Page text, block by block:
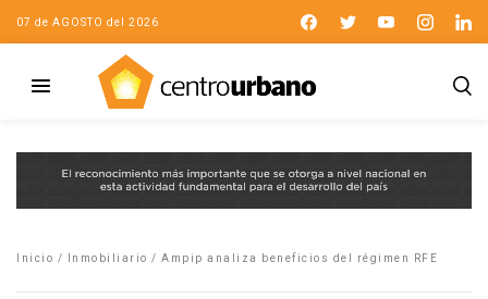
07 de AGOSTO del 2026
Inicio / Inmobiliario / Ampip analiza beneficios del régimen RFE